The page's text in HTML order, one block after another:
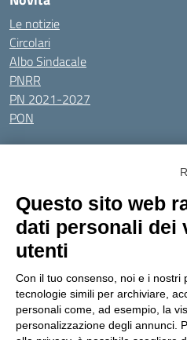
Le notizie
Circolari
Albo Sindacale
PNRR
PN 2021-2027
PON
Tutti gli argomenti
Amministrazione Trasparente
Dichiarazione di accessibilità
Seguici su:
Indirizzo:Via Gaetano Donizetti 30,
Centralino:0114053925 Email:
Posta elettronica certificata (PEC):
Questo sito web
dati personali dei
utenti
Con il tuo consenso, noi e i nostri
tecnologie simili per archiviare,
personali come, ad esempio, la
personalizzazione degli annunci.